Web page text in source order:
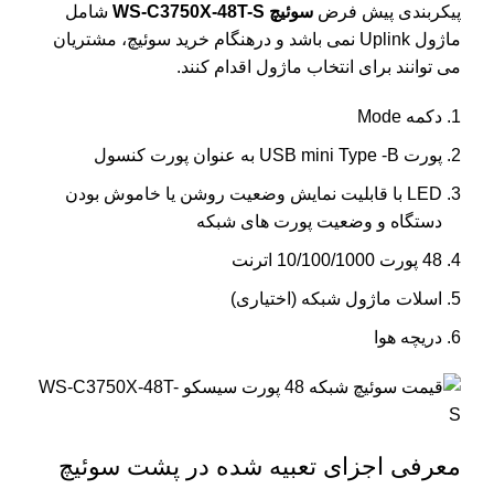
پیکربندی پیش فرض سوئیچ WS-C3750X-48T-S شامل
ماژول Uplink نمی باشد و درهنگام خرید سوئیچ، مشتریان
می توانند برای انتخاب ماژول اقدام کنند.
دکمه Mode
پورت USB mini Type -B به عنوان پورت کنسول
LED با قابلیت نمایش وضعیت روشن یا خاموش بودن
دستگاه و وضعیت پورت های شبکه
48 پورت 10/100/1000 اترنت
اسلات ماژول شبکه (اختیاری)
دریچه هوا
معرفی اجزای تعبیه شده در پشت سوئیچ